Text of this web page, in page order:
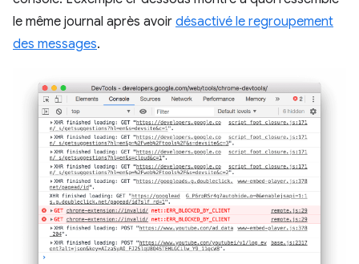
le même journal après avoir désactivé le regroupement
des messages.